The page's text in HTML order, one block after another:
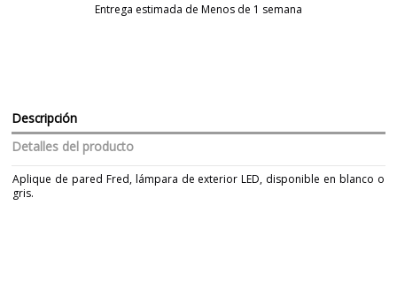
Entrega estimada de Menos de 1 semana
Descripción
Detalles del producto
Aplique de pared Fred, lámpara de exterior LED, disponible en blanco o
gris.